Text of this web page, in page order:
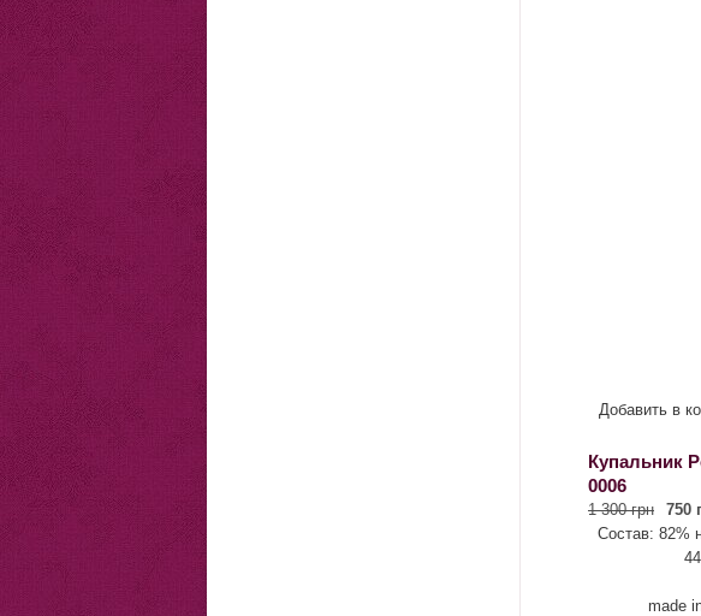
Добавить в
Купальник
0006
1 300 грн
750
Состав: 82%
made